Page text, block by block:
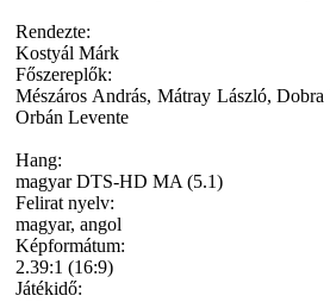
Rendezte:
Kostyál Márk
Főszereplők:
Mészáros András, Mátray László,
Orbán Levente
Hang:
magyar DTS-HD MA (5.1)
Felirat nyelv:
magyar, angol
Képformátum:
2.39:1 (16:9)
Játékidő: